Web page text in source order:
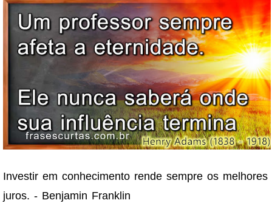
Investir em conhecimento rende sempre os melhores
juros. - Benjamin Franklin